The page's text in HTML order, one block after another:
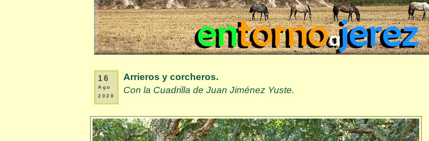
16
Ago
2020
Arrieros y corcheros.
Con la Cuadrilla de Juan Jiménez Yuste.